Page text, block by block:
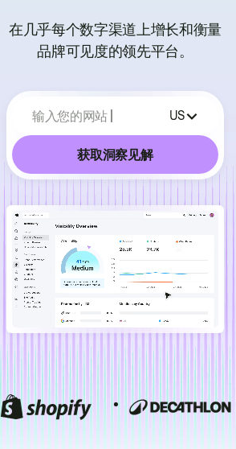
在几乎每个数字渠道上增长和衡量
品牌可见度的领先平台。
输入您的网站 US
获取洞察见解